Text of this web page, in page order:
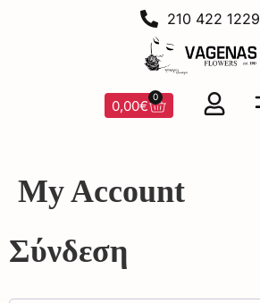
210 422 1229
0,00€
0
My Account
Σύνδεση